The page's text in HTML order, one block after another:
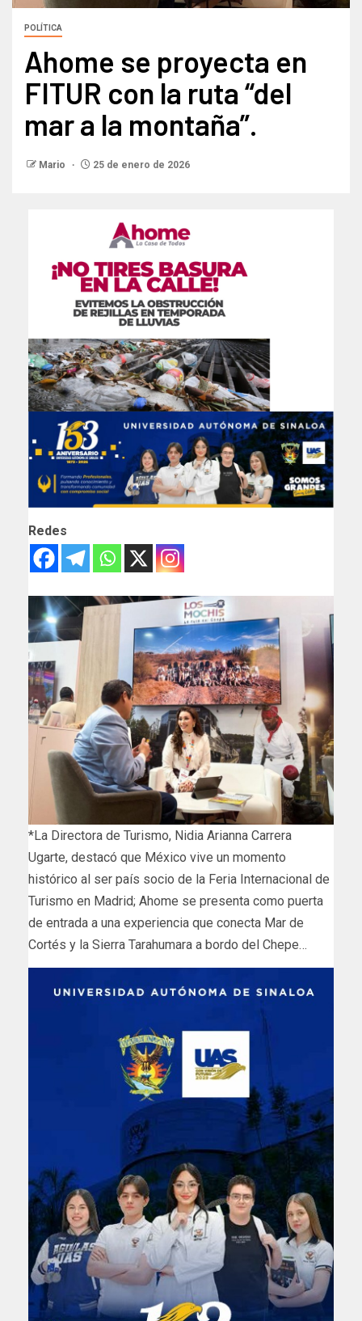
POLÍTICA
Ahome se proyecta en
FITUR con la ruta “del
mar a la montaña”.
Mario 25 de enero de 2026
Redes
*La Directora de Turismo, Nidia Arianna Carrera
Ugarte, destacó que México vive un momento
histórico al ser país socio de la Feria Internacional de
Turismo en Madrid; Ahome se presenta como puerta
de entrada a una experiencia que conecta Mar de
Cortés y la Sierra Tarahumara a bordo del Chepe…